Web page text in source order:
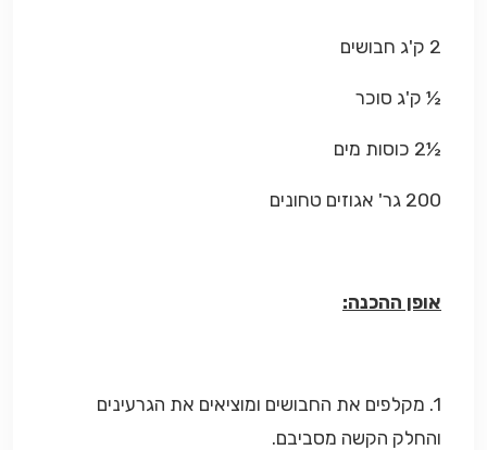
2 ק'ג חבושים
½ ק'ג סוכר
½2 כוסות מים
200 גר' אגוזים טחונים
אופן ההכנה:
1. מקלפים את החבושים ומוציאים את הגרעינים
והחלק הקשה מסביבם.